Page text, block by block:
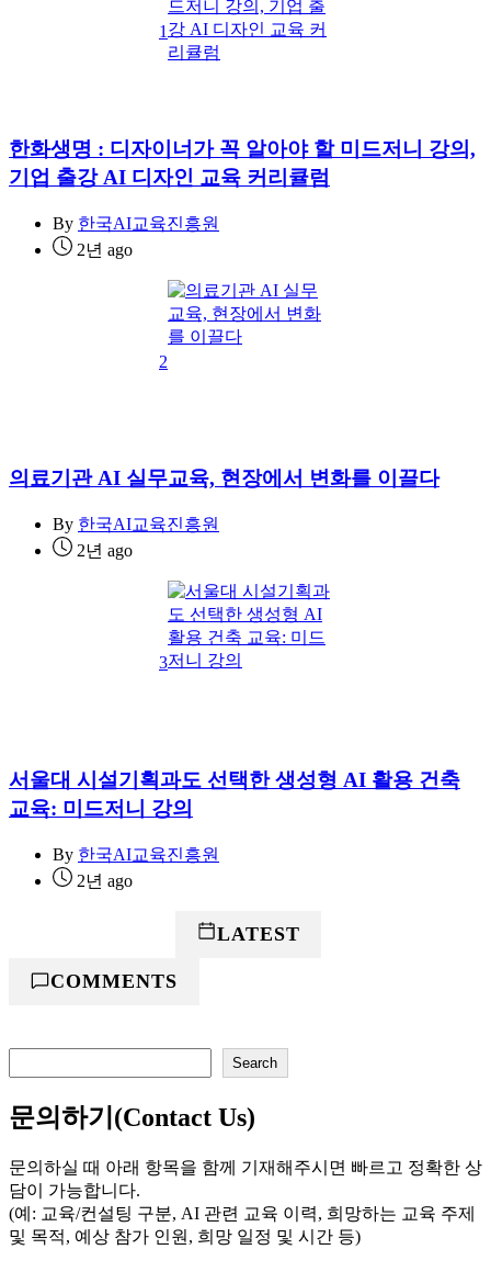
1
한화생명 : 디자이너가 꼭 알아야 할 미드저니 강의,
기업 출강 AI 디자인 교육 커리큘럼
By 한국AI교육진흥원
2년 ago
2
의료기관 AI 실무교육, 현장에서 변화를 이끌다
By 한국AI교육진흥원
2년 ago
3
서울대 시설기획과도 선택한 생성형 AI 활용 건축
교육: 미드저니 강의
By 한국AI교육진흥원
2년 ago
LATEST
COMMENTS
색
Search
문의하기(Contact Us)
문의하실 때 아래 항목을 함께 기재해주시면 빠르고 정확한 상
담이 가능합니다.
(예: 교육/컨설팅 구분, AI 관련 교육 이력, 희망하는 교육 주제
및 목적, 예상 참가 인원, 희망 일정 및 시간 등)